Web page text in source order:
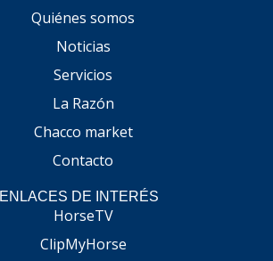
Quiénes somos
Noticias
Servicios
La Razón
Chacco market
Contacto
ENLACES DE INTERÉS
HorseTV
ClipMyHorse